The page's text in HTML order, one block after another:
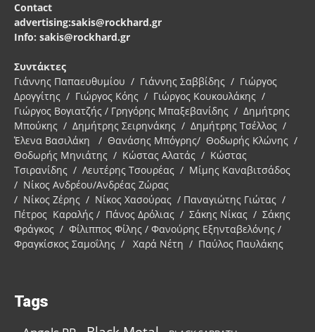
Contact
advertising:sakis@rockhard.gr
Info: sakis@rockhard.gr
Συντάκτες
Γιάννης Παπαευθυμίου / Γιάννης Σαββίδης / Γιώργος
Δρογγίτης / Γιώργος Κόης / Γιώργος Κουκουλάκης /
Γιώργος Βογιατζής / Γρηγόρης Μπαξεβανίδης / Δημήτρης
Μπούκης / Δημήτρης Σειρηνάκης / Δημήτρης Τσέλλος /
Έλενα Βασιλάκη / Θανάσης Μπόγρης/ Θοδωρής Κλώνης /
Θοδωρής Μηνιάτης / Κώστας Αλατάς / Κώστας
Τσιρανίδης / Λευτέρης Τσουρέας / Μίμης Καναβιτσάδος
/ Νίκος Ανδρέου/Ανδρέας Ζώρας
/ Νίκος Ζέρης / Νίκος Χασούρας / Παναγιώτης Γιώτας /
Πέτρος Καραλής / Πάνος Δρόλιας / Σάκης Νίκας / Σάκης
Φράγκος / Φίλιππος Φίλης / Φανούρης Εξηνταβελόνης /
Φραγκίσκος Σαμοΐλης / Χαρά Νέτη / Παύλος Παυλάκης
Tags